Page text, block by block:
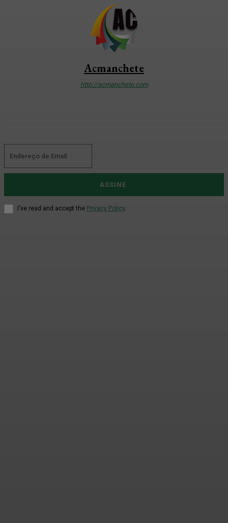
Acmanchete
http://acmanchete.com
ASSINE
I've read and accept the Privacy Policy.